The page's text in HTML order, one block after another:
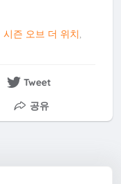
시즌 오브 더 위치
Tweet
공유